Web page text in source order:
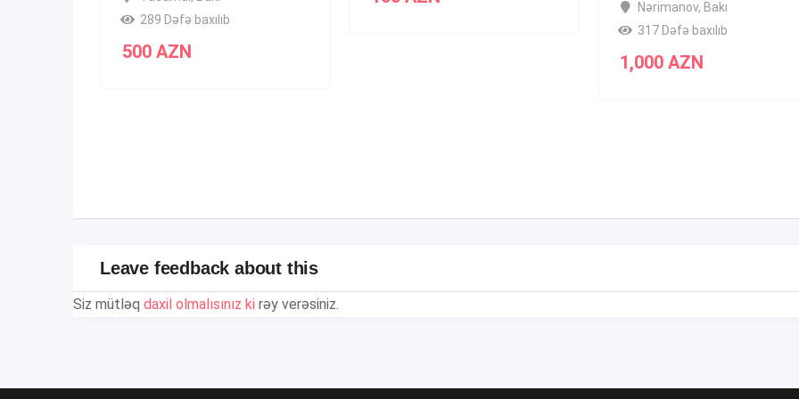
289 Dəfə baxılıb
500 AZN
Nərimanov, Bakı
317 Dəfə baxılıb
1,000AZN
Leave feedback about this
Siz mütləq daxil olmalısınız ki rəy verəsiniz.